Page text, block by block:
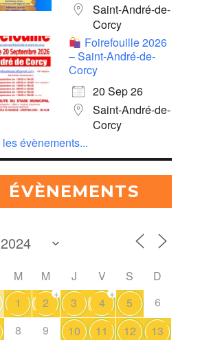
Saint-André-de-
Corcy
Foirefouille 2026
– Saint-André-de-
Corcy
20 Sep 26
Saint-André-de-
Corcy
évènements...
ÉVÈNEMENTS
M M J V S
D
1 2
+
3 4
+
5
6
8 9 10 11 12
13